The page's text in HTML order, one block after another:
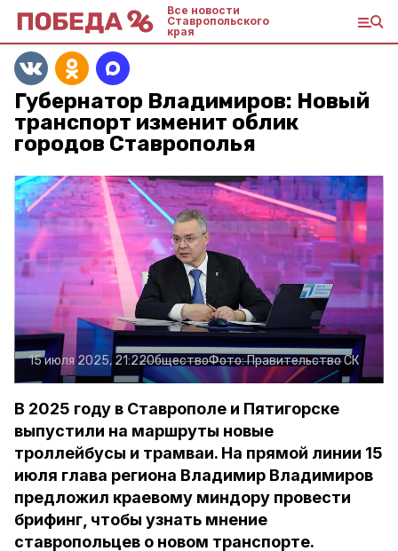
Все новости
Ставропольского
края
Губернатор Владимиров: Новый
транспорт изменит облик
городов Ставрополья
15 июля 2025, 21:22ОбществоФото:Правительство СК
В 2025 году в Ставрополе и Пятигорске
выпустили на маршруты новые
троллейбусы и трамваи. На прямой линии 15
июля глава региона Владимир Владимиров
предложил краевому миндору провести
брифинг, чтобы узнать мнение
ставропольцев о новом транспорте.